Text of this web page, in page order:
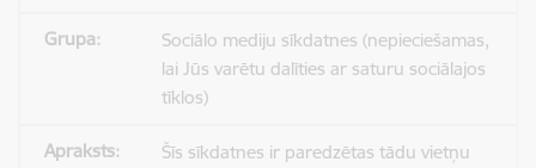
Sociālo mediju sīkdatnes (nepieciešamas,
lai Jūs varētu dalīties ar saturu sociālajos
tīklos)
Šīs sīkdatnes ir paredzētas tādu vietņu